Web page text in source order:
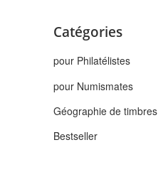
Catégories
pour Philatélistes
pour Numismates
Géographie de timbres
Bestseller